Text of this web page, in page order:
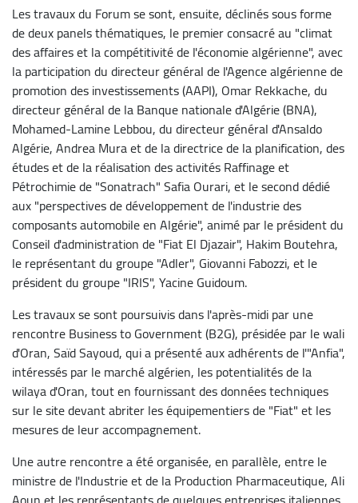
Les travaux du Forum se sont, ensuite, déclinés sous forme
de deux panels thématiques, le premier consacré au "climat
des affaires et la compétitivité de l'économie algérienne", avec
la participation du directeur général de l'Agence algérienne de
promotion des investissements (AAPI), Omar Rekkache, du
directeur général de la Banque nationale d'Algérie (BNA),
Mohamed-Lamine Lebbou, du directeur général d'Ansaldo
Algérie, Andrea Mura et de la directrice de la planification, des
études et de la réalisation des activités Raffinage et
Pétrochimie de "Sonatrach" Safia Ourari, et le second dédié
aux "perspectives de développement de l'industrie des
composants automobile en Algérie", animé par le président du
Conseil d'administration de "Fiat El Djazair", Hakim Boutehra,
le représentant du groupe "Adler", Giovanni Fabozzi, et le
président du groupe "IRIS", Yacine Guidoum.
Les travaux se sont poursuivis dans l'après-midi par une
rencontre Business to Government (B2G), présidée par le wali
d'Oran, Saïd Sayoud, qui a présenté aux adhérents de l'"Anfia",
intéressés par le marché algérien, les potentialités de la
wilaya d'Oran, tout en fournissant des données techniques
sur le site devant abriter les équipementiers de "Fiat" et les
mesures de leur accompagnement.
Une autre rencontre a été organisée, en parallèle, entre le
ministre de l'Industrie et de la Production Pharmaceutique, Ali